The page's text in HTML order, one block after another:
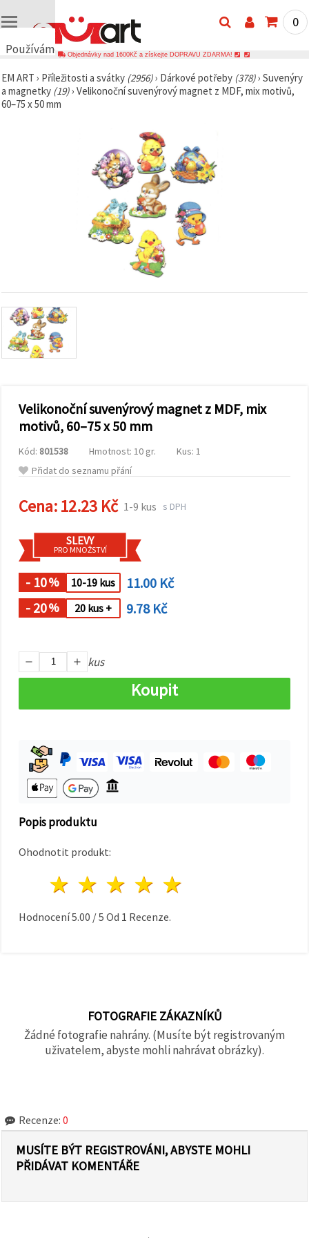
Používáme
🍪
Používáme
cookies a
zobrazovali
obsah a
reklamu, a
to i s
pomocí
našich
marketing.
souhlasit s
všech
cookies
kliknutím
vše!" Nebo
uvést své
preference v
Nastavení
výběrem
daného
cookies a
kliknutím
na tlačítko
Přijmout
Nastavení
0
Objednávky nad 1600Kč a získejte DOPRAVU ZDARMA!
EM ART › Příležitosti a svátky (2956)› Dárkové potřeby (378)› Suvenýry
a magnetky (19)› Velikonoční suvenýrový magnet z MDF, mix motivů,
60–75 x 50 mm
Velikonoční suvenýrový magnet z MDF, mix
motivů, 60–75 x 50 mm
Kód: 801538 Hmotnost: 10 gr.
Kus: 1
Přidat do seznamu přání
Cena:12.23 Kč 1-9 kus s DPH
SLEVY
PRO MNOŽSTVÍ
- 10% 10-19 kus
11.00 Kč
- 20% 20 kus + 9.78 Kč
kus
Koupit
Popis produktu
Ohodnotit produkt:
4 hvězdy
3 hvězdy
2 hvězdy
1 hvězda
Hodnocení5.00 /5 Od 1 Recenze.
FOTOGRAFIE ZÁKAZNÍKŮ
Žádné fotografie nahrány. (Musíte být registrovaným
uživatelem, abyste mohli nahrávat obrázky).
Recenze: 0
MUSÍTE BÝT REGISTROVÁNI, ABYSTE MOHLI
PŘIDÁVAT KOMENTÁŘE